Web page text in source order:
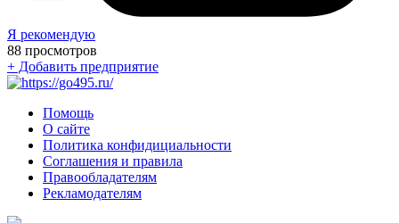
Я рекомендую
88 просмотров
+ Добавить предприятие
Помощь
О сайте
Политика конфидициальности
Соглашения и правила
Правообладателям
Рекламодателям